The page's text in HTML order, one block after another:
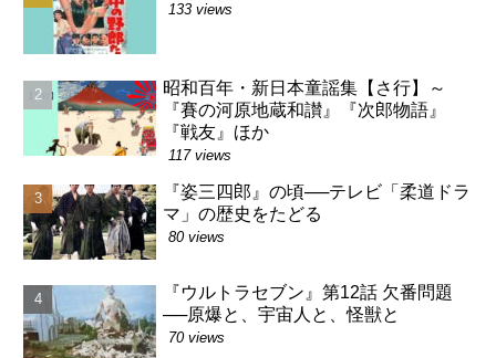
133 views
昭和百年・新日本童謡集【さ行】～
『賽の河原地蔵和讃』『次郎物語』
『戦友』ほか
117 views
『姿三四郎』の頃──テレビ「柔道ドラ
マ」の歴史をたどる
80 views
『ウルトラセブン』第12話 欠番問題
──原爆と、宇宙人と、怪獣と
70 views